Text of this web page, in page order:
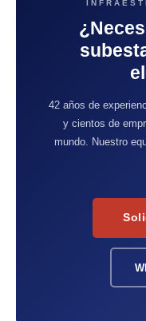
42 años de
y cientos de
mundo. Nuestro